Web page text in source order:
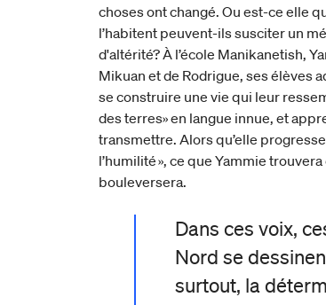
choses ont changé. Ou est-ce elle
l’habitent peuvent-ils susciter un
d'altérité? À l’école Manikanetish,
Mikuan et de Rodrigue, ses élèves
se construire une vie qui leur
des terres» en langue innue, et
transmettre. Alors qu’elle
l’humilité », ce que Yammie
bouleversera.
Dans ces voix,
Nord se
surtout, la